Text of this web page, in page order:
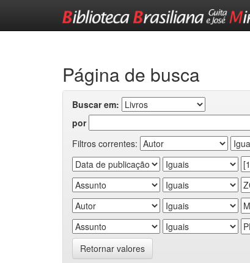
Página de busca
Buscar em:
por
Filtros correntes:
Retornar valores